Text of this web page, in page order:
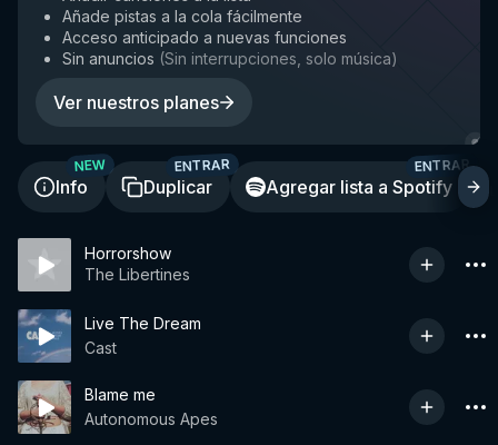
Añade pistas a la cola fácilmente
Acceso anticipado a nuevas funciones
Sin anuncios (Sin interrupciones, solo música)
Ver nuestros planes
Info
NEW
Duplicar
ENTRAR
Agregar lista a Spotify
ENTRAR
Horrorshow
The Libertines
Live The Dream
Cast
Blame me
Autonomous Apes